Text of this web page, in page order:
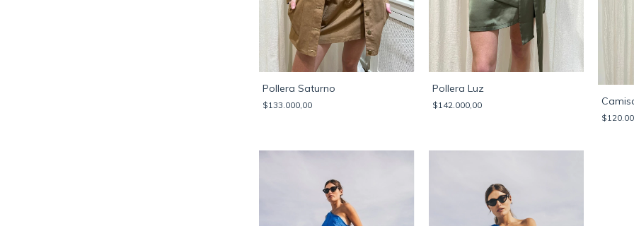
Pollera Saturno
$133.000,00
Pollera Luz
$142.000,00